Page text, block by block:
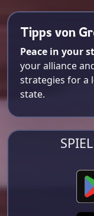
Tipps von
Peace in your
your alliance
strategies for a
state.